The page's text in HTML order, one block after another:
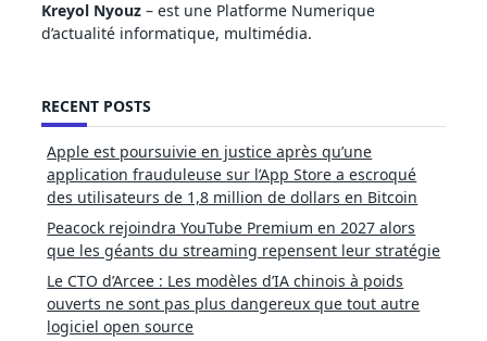
Kreyol Nyouz – est une Platforme Numerique
d’actualité informatique, multimédia.
RECENT POSTS
Apple est poursuivie en justice après qu’une
application frauduleuse sur l’App Store a escroqué
des utilisateurs de 1,8 million de dollars en Bitcoin
Peacock rejoindra YouTube Premium en 2027 alors
que les géants du streaming repensent leur stratégie
Le CTO d’Arcee : Les modèles d’IA chinois à poids
ouverts ne sont pas plus dangereux que tout autre
logiciel open source